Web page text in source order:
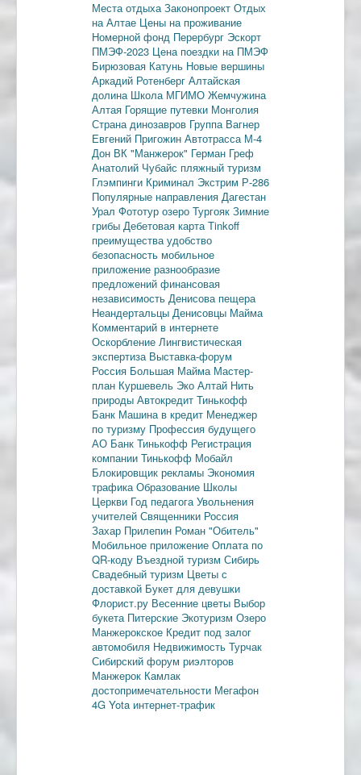
Места отдыхаЗаконопроект Отдых
на Алтае Цены на проживание
Номерной фонд Перербург Эскорт
ПМЭФ-2023 Цена поездки на ПМЭФ
Бирюзовая Катунь Новые вершины
Аркадий Ротенберг Алтайская
долина Школа МГИМО Жемчужина
Алтая Горящие путевки Монголия
Страна динозавров Группа Вагнер
Евгений Пригожин Автотрасса М-4
Дон ВК "Манжерок" Герман Греф
Анатолий Чубайс пляжный туризм
Глэмпинги Криминал Экстрим Р-286
Популярные направления Дагестан
Урал Фототур озеро Тургояк Зимние
грибы Дебетовая картаTinkoff
преимуществаудобство
безопасность мобильное
приложение разнообразие
предложений финансовая
независимость Денисова пещера
Неандертальцы Денисовцы Майма
Комментарий в интернете
Оскорбление Лингвистическая
экспертиза Выставка-форум
Россия Большая Майма Мастер-
план Куршевель Эко Алтай Нить
природы Автокредит Тинькофф
Банк Машина в кредит Менеджер
по туризму Профессия будущего
АО Банк Тинькофф Регистрация
компании Тинькофф Мобайл
Блокировщик рекламы Экономия
трафикаОбразование Школы
Церкви Год педагогаУвольнения
учителей Священники Россия
Захар Прилепин Роман "Обитель"
Мобильное приложение Оплата по
QR-коду Въездной туризм Сибирь
Свадебный туризм Цветы с
доставкой Букет для девушки
Флорист.ру Весенние цветы Выбор
букета Питерские Экотуризм Озеро
Манжерокское Кредит под залог
автомобиля Недвижимость Турчак
Сибирский форум риэлторов
Манжерок Камлак
достопримечательности Мегафон
4G Yota интернет-трафик